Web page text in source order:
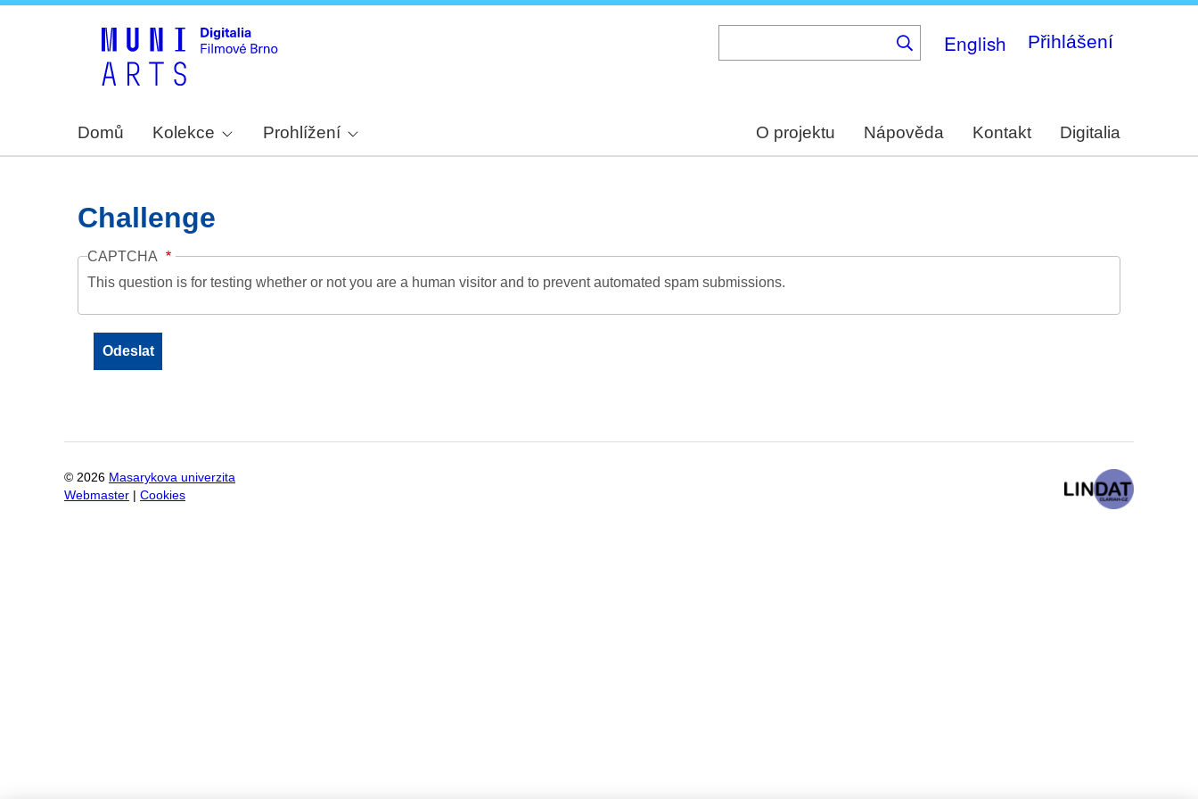
English Přihlášení
Domů Kolekce Prohlížení O projektu Nápověda Kontakt Digitalia
Challenge
CAPTCHA
This question is for testing whether or not you are a human visitor and to prevent automated spam submissions.
© 2026 Masarykova univerzita
Webmaster
Cookies